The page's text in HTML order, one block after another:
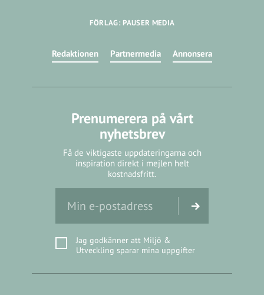
FÖRLAG: PAUSER MEDIA
Redaktionen Partnermedia Annonsera
Prenumerera på vårt
nyhetsbrev
Få de viktigaste uppdateringarna och
inspiration direkt i mejlen helt
kostnadsfritt.
Jag godkänner att Miljö &
Utveckling sparar mina uppgifter